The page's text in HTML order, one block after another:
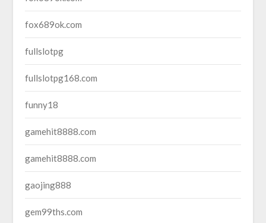
fox689ok.com
fullslotpg
fullslotpg168.com
funny18
gamehit8888.com
gamehit8888.com
gaojing888
gem99ths.com